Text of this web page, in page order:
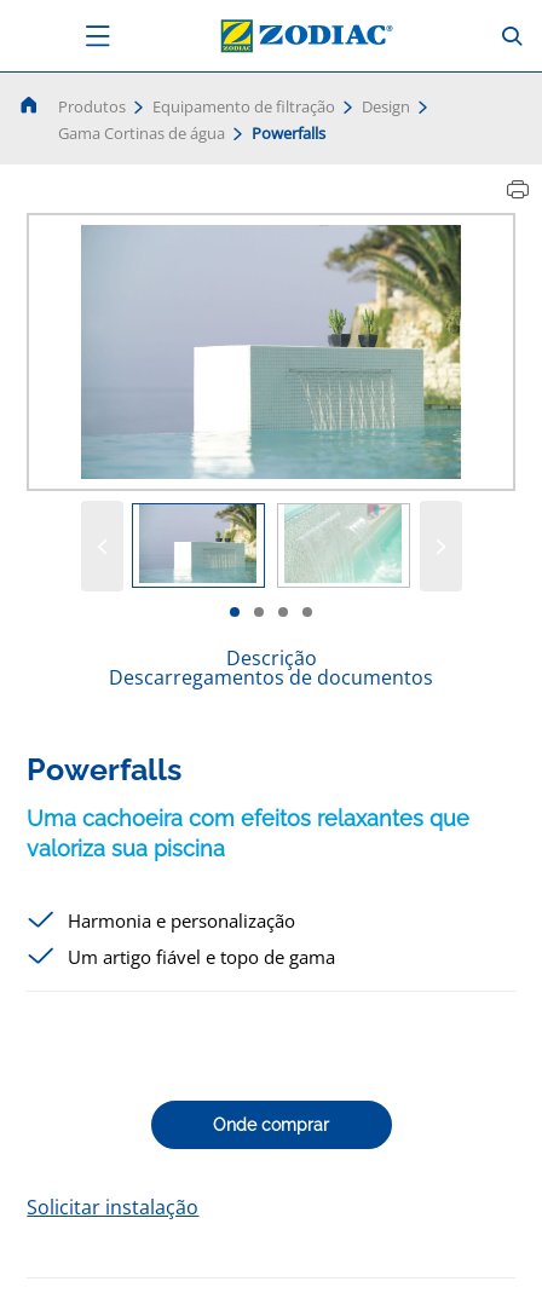
Produtos Equipamento de filtração
Design
Gama Cortinas de água
Powerfalls
Descrição
Descarregamentos de documentos
Powerfalls
Uma cachoeira com efeitos relaxantes que
valoriza sua piscina
Harmonia e personalização
Um artigo fiável e topo de gama
Onde comprar
Solicitar instalação